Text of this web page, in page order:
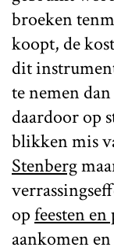
broeken
koopt, de
dit
te nemen
daardoor op
blikken mis
Stenberg
opfeesten
aankomen